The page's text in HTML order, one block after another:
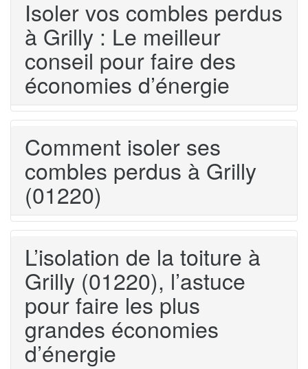
Isoler vos combles perdus
à Grilly : Le meilleur
conseil pour faire des
économies d’énergie
Comment isoler ses
combles perdus à Grilly
(01220)
L’isolation de la toiture à
Grilly (01220), l’astuce
pour faire les plus
grandes économies
d’énergie